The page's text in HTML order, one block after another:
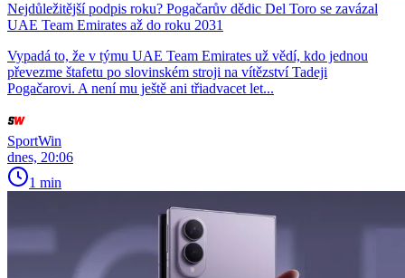
Nejdůležitější podpis roku? Pogačarův dědic Del Toro se zavázal
UAE Team Emirates až do roku 2031
Vypadá to, že v týmu UAE Team Emirates už vědí, kdo jednou
převezme štafetu po slovinském stroji na vítězství Tadeji
Pogačarovi. A není mu ještě ani třiadvacet let...
SportWin
dnes, 20:06
1 min